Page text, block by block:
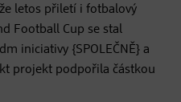
letos přiletí i fotbalový
Football Cup se stal
iniciativy {SPOLEČNĚ} a
projekt podpořila částkou